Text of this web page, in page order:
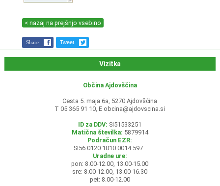
< nazaj na prejšnjo vsebino
Share Tweet
Vizitka
Občina Ajdovščina
Cesta 5. maja 6a, 5270 Ajdovščina
T 05 365 91 10, E obcina@ajdovscina.si
ID za DDV: SI51533251
Matična številka: 5879914
Podračun EZR:
SI56 0120 1010 0014 597
Uradne ure:
pon: 8.00-12.00, 13.00-15.00
sre: 8.00-12.00, 13.00-16.30
pet: 8.00-12.00